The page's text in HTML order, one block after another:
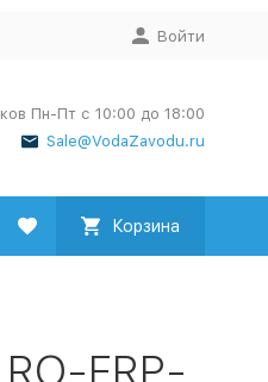
Войти
Пн-Пт с 10:00 до 18:00
Sale@VodaZavodu.ru
Корзина
FRP-